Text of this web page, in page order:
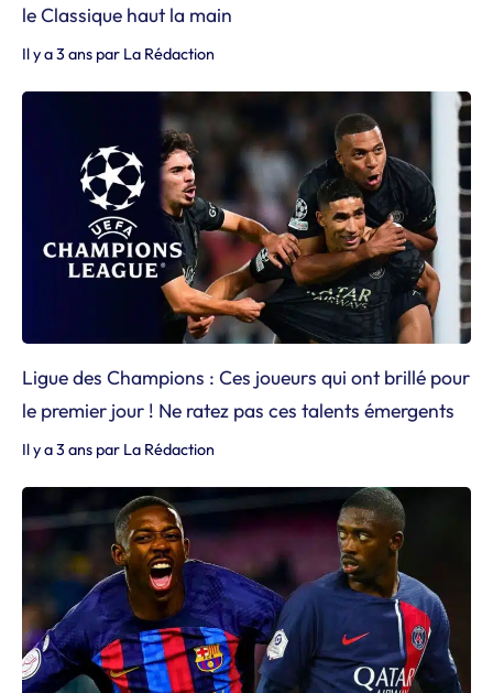
le Classique haut la main
Il y a 3 ans par La Rédaction
Ligue des Champions : Ces joueurs qui ont brillé pour
le premier jour ! Ne ratez pas ces talents émergents
Il y a 3 ans par La Rédaction